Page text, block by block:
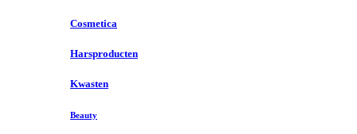
Cosmetica
Harsproducten
Kwasten
Beauty